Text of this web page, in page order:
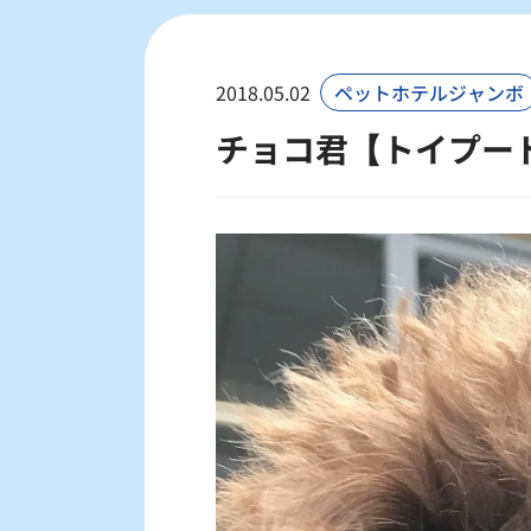
2018.05.02 ペットホテルジャンボ
チョコ君【トイプー